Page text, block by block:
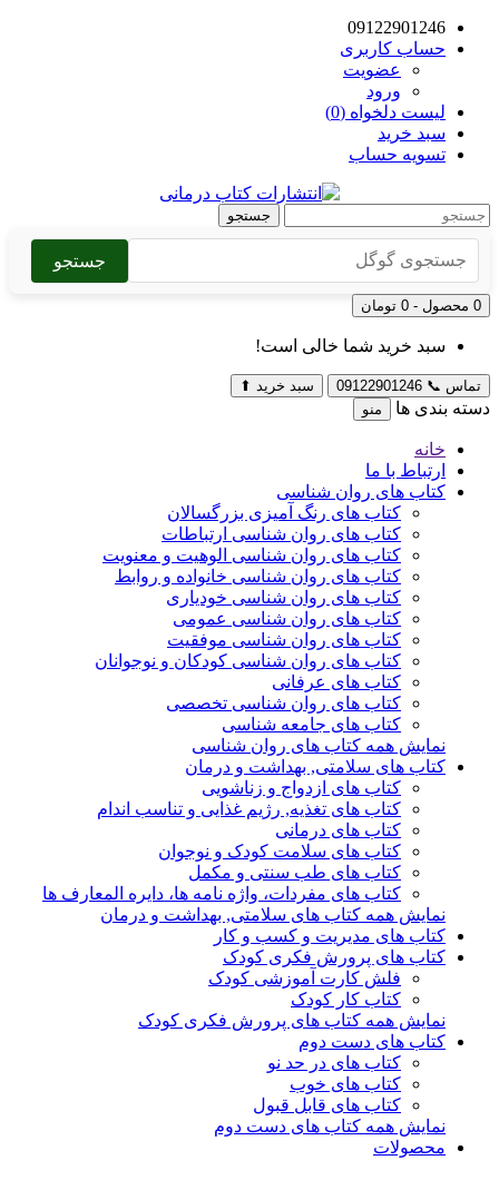
09122901246
حساب کاربری
عضویت
ورود
لیست دلخواه (0)
سبد خرید
تسویه حساب
جستجو
جستجو
0 محصول - 0 تومان
سبد خرید شما خالی است!
تماس 📞
09122901246 سبد خرید ⬆
دسته بندی ها منو
خانه
ارتباط با ما
کتاب های روان شناسی
کتاب های رنگ آمیزی بزرگسالان
کتاب های روان شناسی ارتباطات
کتاب های روان شناسی الوهیت و معنویت
کتاب های روان شناسی خانواده و روابط
کتاب های روان شناسی خودیاری
کتاب های روان شناسی عمومی
کتاب های روان شناسی موفقیت
کتاب های روان شناسی کودکان و نوجوانان
کتاب های عرفانی
کتاب های روان شناسی تخصصی
کتاب های جامعه شناسی
نمایش همه کتاب های روان شناسی
کتاب های سلامتی, بهداشت و درمان
کتاب های ازدواج و زناشویی
کتاب های تغذیه, رژیم غذایی و تناسب اندام
کتاب های درمانی
کتاب های سلامت کودک و نوجوان
کتاب های طب سنتی و مکمل
کتاب های مفردات، واژه نامه ها، دایره المعارف ها
نمایش همه کتاب های سلامتی, بهداشت و درمان
کتاب های مدیریت و کسب و کار
کتاب های پرورش فکری کودک
فلش کارت آموزشی کودک
کتاب کار کودک
نمایش همه کتاب های پرورش فکری کودک
کتاب های دست دوم
کتاب های در حد نو
کتاب های خوب
کتاب های قابل قبول
نمایش همه کتاب های دست دوم
محصولات